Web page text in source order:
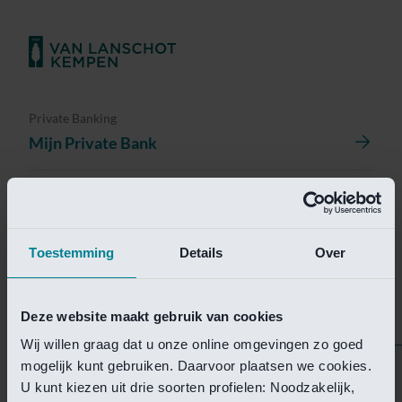
Toestemming Details Over
Deze website maakt gebruik van cookies
Wij willen graag dat u onze online omgevingen zo goed
mogelijk kunt gebruiken. Daarvoor plaatsen we cookies.
U kunt kiezen uit drie soorten profielen: Noodzakelijk,
Private Banking
Mijn Private Bank
Helaas is deze pagina